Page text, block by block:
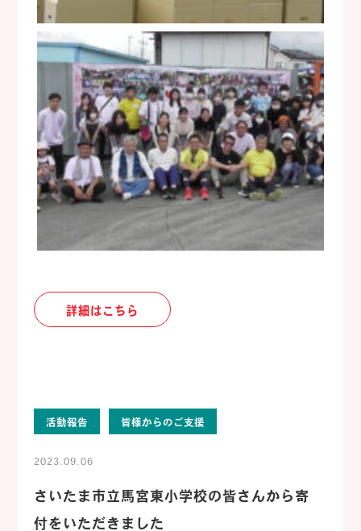
詳細はこちら
活動報告 皆様からのご支援
2023.09.06
さいたま市立馬宮東小学校の皆さんから寄
付をいただきました